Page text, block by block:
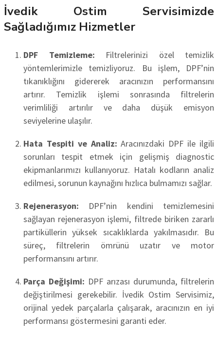
İvedik Ostim Servisimizde
Sağladığımız Hizmetler
DPF Temizleme: Filtrelerinizi özel temizlik
yöntemlerimizle temizliyoruz. Bu işlem, DPF’nin
tıkanıklığını gidererek aracınızın performansını
artırır. Temizlik işlemi sonrasında filtrelerin
verimliliği artırılır ve daha düşük emisyon
seviyelerine ulaşılır.
Hata Tespiti ve Analiz: Aracınızdaki DPF ile ilgili
sorunları tespit etmek için gelişmiş diagnostic
ekipmanlarımızı kullanıyoruz. Hatalı kodların analiz
edilmesi, sorunun kaynağını hızlıca bulmamızı sağlar.
Rejenerasyon: DPF’nin kendini temizlemesini
sağlayan rejenerasyon işlemi, filtrede biriken zararlı
partiküllerin yüksek sıcaklıklarda yakılmasıdır. Bu
süreç, filtrelerin ömrünü uzatır ve motor
performansını artırır.
Parça Değişimi: DPF arızası durumunda, filtrelerin
değiştirilmesi gerekebilir. İvedik Ostim Servisimiz,
orijinal yedek parçalarla çalışarak, aracınızın en iyi
performansı göstermesini garanti eder.